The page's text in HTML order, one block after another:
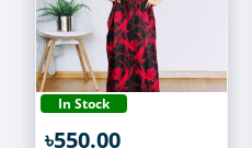
In Stock
৳550.00